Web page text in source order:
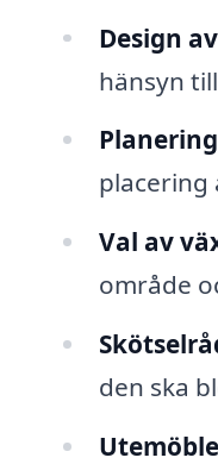
Design
hänsyn
placering
Val av
område
den ska